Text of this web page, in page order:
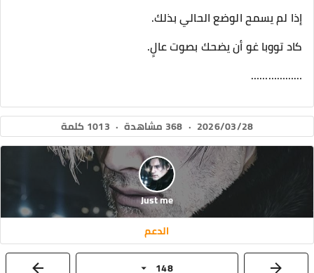
إذا لم يسمح الوضع الحالي بذلك.
كاد تووبا غو أن يضحك بصوت عالٍ.
………………
2026/03/28
· 368 مشاهدة · 1013 كلمة
Just me
الدعم
148